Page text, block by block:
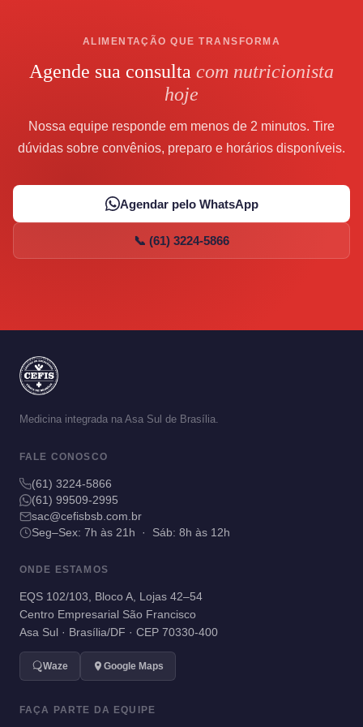
ALIMENTAÇÃO QUE TRANSFORMA
Agende sua consulta com nutricionista
hoje
Nossa equipe responde em menos de 2 minutos. Tire
dúvidas sobre convênios, preparo e horários disponíveis.
Agendar pelo WhatsApp
📞 (61) 3224-5866
Medicina integrada na Asa Sul de Brasília.
FALE CONOSCO
(61) 3224-5866
(61) 99509-2995
sac@cefisbsb.com.br
Seg–Sex: 7h às 21h · Sáb: 8h às 12h
ONDE ESTAMOS
EQS 102/103, Bloco A, Lojas 42–54
Centro Empresarial São Francisco
Asa Sul · Brasília/DF · CEP 70330-400
Waze Google Maps
FAÇA PARTE DA EQUIPE